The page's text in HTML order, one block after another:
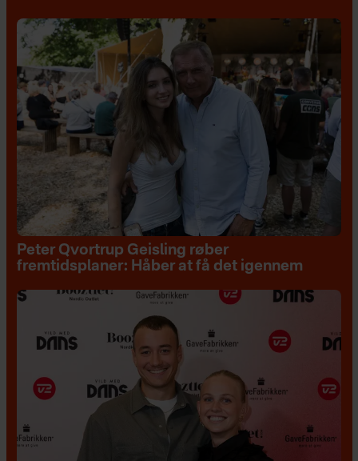
Peter Qvortrup Geisling røber
fremtidsplaner: Håber at få det igennem